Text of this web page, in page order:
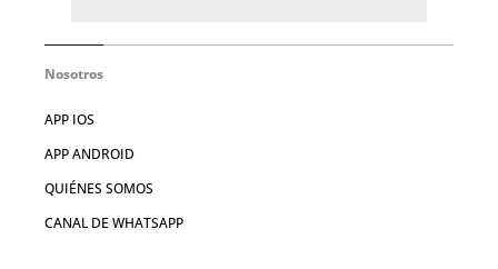
Nosotros
APP IOS
APP ANDROID
QUIÉNES SOMOS
CANAL DE WHATSAPP